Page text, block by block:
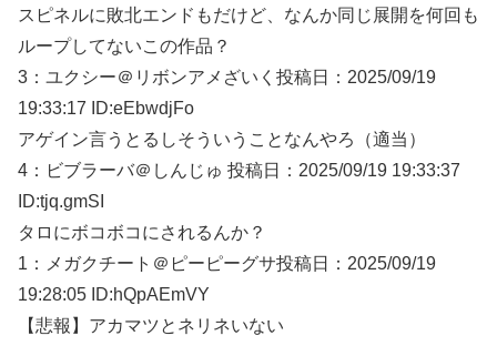
スピネルに敗北エンドもだけど、なんか同じ展開を何回も
ループしてないこの作品？
3： ユクシー＠リボンアメざいく 投稿日：2025/09/19
19:33:17 ID:eEbwdjFo
アゲイン言うとるしそういうことなんやろ（適当）
4： ビブラーバ＠しんじゅ 投稿日：2025/09/19 19:33:37
ID:tjq.gmSI
タロにボコボコにされるんか？
1：
メガクチート＠ピーピーグサ投稿日：2025/09/19
19:28:05 ID:hQpAEmVY
【悲報】アカマツとネリネいない